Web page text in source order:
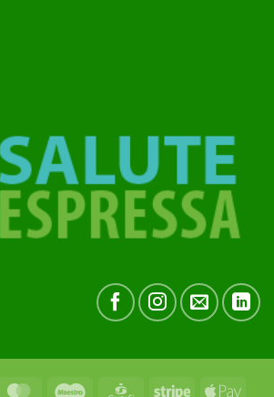
MasterCardMaestro CartaSi Stripe Apple